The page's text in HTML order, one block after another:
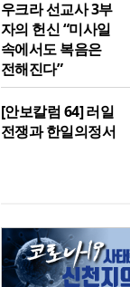
우크라 선교사 3부
자의 헌신 “미사일
속에서도 복음은
전해진다”
[안보칼럼 64] 러일
전쟁과 한일의정서